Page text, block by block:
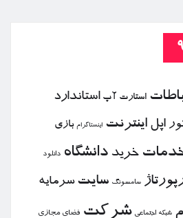
استارت آپ استاندارد
اپل اینترنت اینستاگرام بازی
خرید دانشگاه دانلود
سامسونگ سایت سرمایه
شبكه اجتماعی شركت فضای مجازی